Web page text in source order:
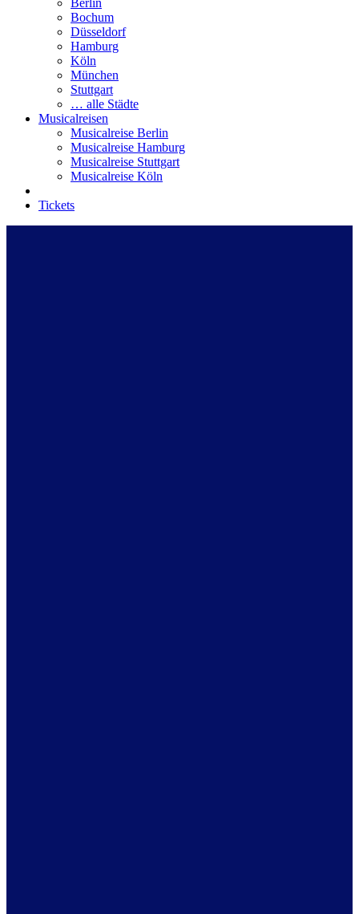
Berlin
Bochum
Düsseldorf
Hamburg
Köln
München
Stuttgart
… alle Städte
Musicalreisen
Musicalreise Berlin
Musicalreise Hamburg
Musicalreise Stuttgart
Musicalreise Köln
Tickets